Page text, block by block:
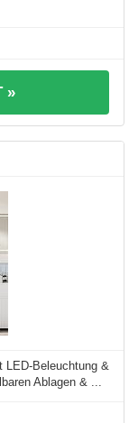
»
LED-Beleuchtung &
Ablagen & ...